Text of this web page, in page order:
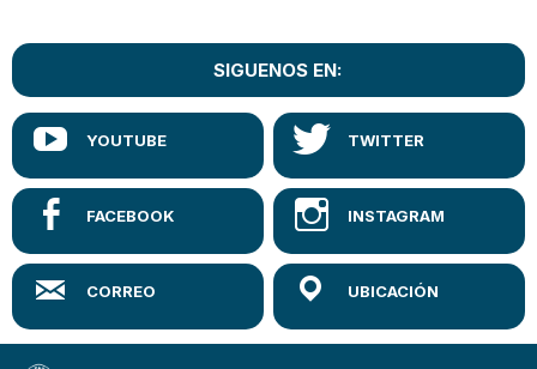
SIGUENOS EN: